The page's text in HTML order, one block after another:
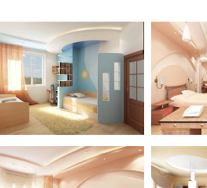
Квартира ул. Лодочная Квартира
Квартира ул. Лодочная